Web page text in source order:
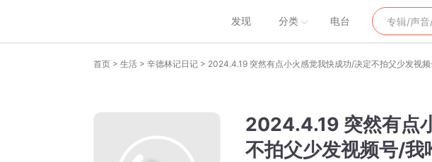
发现 分类 电台
首页 > 生活 > 辛德林记日记 >
2024.4.19 突然有点
不拍父少发视频号/我